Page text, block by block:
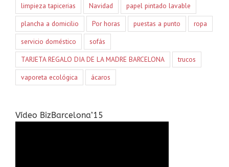
limpieza tapicerias
Navidad
papel pintado lavable
plancha a domicilio
Por horas puestas a punto
ropa
servicio doméstico
sofás
TARJETA REGALO DIA DE LA MADRE BARCELONA
trucos
vaporeta ecológica
ácaros
Vídeo BizBarcelona’15